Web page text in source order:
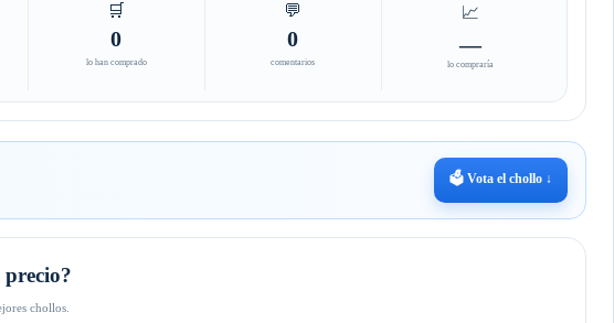
🛒
0
lo han comprado
💬
0
comentarios
📈
—
lo compraría
🗳️ Vota el chollo ↓
chollos.